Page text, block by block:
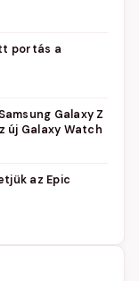
portás a
Galaxy Z
új Galaxy Watch
az Epic